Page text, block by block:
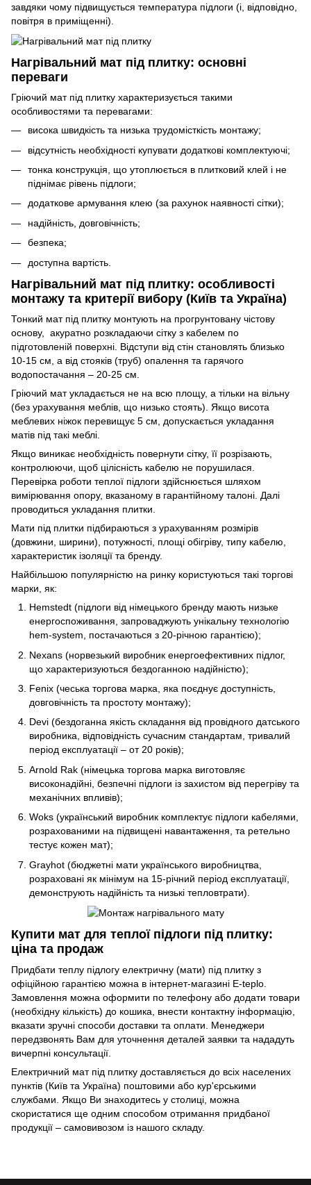
завдяки чому підвищується температура підлоги (і, відповідно,
повітря в приміщенні).
Нагрівальний мат під плитку: основні
переваги
Гріючий мат під плитку характеризується такими
особливостями та перевагами:
висока швидкість та низька трудомісткість монтажу;
відсутність необхідності купувати додаткові комплектуючі;
тонка конструкція, що утоплюється в плитковий клей і не
піднімає рівень підлоги;
додаткове армування клею (за рахунок наявності сітки);
надійність, довговічність;
безпека;
доступна вартість.
Нагрівальний мат під плитку: особливості
монтажу та критерії вибору (Київ та Україна)
Тонкий мат під плитку монтують на прогрунтовану чістову
основу, акуратно розкладаючи сітку з кабелем по
підготовленій поверхні. Відступи від стін становлять близько
10-15 см, а від стояків (труб) опалення та гарячого
водопостачання – 20-25 см.
Гріючий мат укладається не на всю площу, а тільки на вільну
(без урахування меблів, що низько стоять). Якщо висота
меблевих ніжок перевищує 5 см, допускається укладання
матів під такі меблі.
Якщо виникає необхідність повернути сітку, її розрізають,
контролюючи, щоб цілісність кабелю не порушилася.
Перевірка роботи теплої підлоги здійснюється шляхом
вимірювання опору, вказаному в гарантійному талоні. Далі
проводиться укладання плитки.
Мати під плитки підбираються з урахуванням розмірів
(довжини, ширини), потужності, площі обігріву, типу кабелю,
характеристик ізоляції та бренду.
Найбільшою популярністю на ринку користуються такі торгові
марки, як:
Hemstedt (підлоги від німецького бренду мають низьке
енергоспоживання, запроваджують унікальну технологію
hem-system, постачаються з 20-річною гарантією);
Nexans (норвезький виробник енергоефективних підлог,
що характеризуються бездоганною надійністю);
Fenix (чеська торгова марка, яка поєднує доступність,
довговічність та простоту монтажу);
Devi (бездоганна якість складання від провідного датського
виробника, відповідність сучасним стандартам, тривалий
період експлуатації – от 20 років);
Arnold Rak (німецька торгова марка виготовляє
високонадійні, безпечні підлоги із захистом від перегріву та
механічних впливів);
Woks (український виробник комплектує підлоги кабелями,
розрахованими на підвищені навантаження, та ретельно
тестує кожен мат);
Grayhot (бюджетні мати українського виробництва,
розраховані як мінімум на 15-річний період експлуатації,
демонструють надійність та низькі тепловтрати).
Купити мат для теплої підлоги під плитку:
ціна та продаж
Придбати теплу підлогу електричну (мати) під плитку з
офіційною гарантією можна в інтернет-магазині E-teplo.
Замовлення можна оформити по телефону або додати товари
(необхідну кількість) до кошика, внести контактну інформацію,
вказати зручні способи доставки та оплати. Менеджери
передзвонять Вам для уточнення деталей заявки та нададуть
вичерпні консультації.
Електричний мат під плитку доставляється до всіх населених
пунктів (Київ та Україна) поштовими або кур'єрськими
службами. Якщо Ви знаходитесь у столиці, можна
скористатися ще одним способом отримання придбаної
продукції – самовивозом із нашого складу.